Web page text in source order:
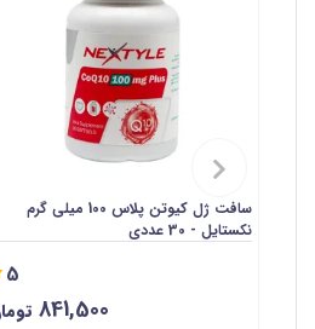
سافت ژل کیوتن پلاس 100 میلی گرم
نکستایل - 30 عددی
5
841,500